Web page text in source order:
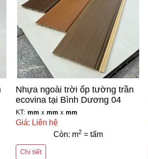
Nhựa ngoài trời ốp tường trần
ecovina tại Bình Dương 04
KT: mm x mm x mm
Giá: Liên hệ
Còn: m2 = tấm
Chi tiết